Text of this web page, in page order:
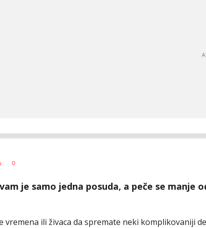
0
je samo jedna posuda, a peče se manje
vremena ili živaca da spremate neki komplikovaniji